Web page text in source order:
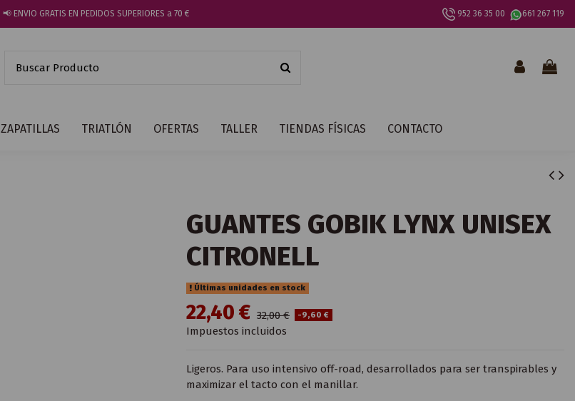
📢 ENVIO GRATIS EN PEDIDOS SUPERIORES a 70 € 952 36 35 00 661 267 119
ZAPATILLAS TRIATLÓN OFERTAS TALLER TIENDAS FÍSICAS CONTACTO
GUANTES GOBIK LYNX UNISEX
CITRONELL
Últimas unidades en stock
22,40 € 32,00 € -9,60 €
Impuestos incluidos
Ligeros. Para uso intensivo off-road, desarrollados para ser transpirables y
maximizar el tacto con el manillar.